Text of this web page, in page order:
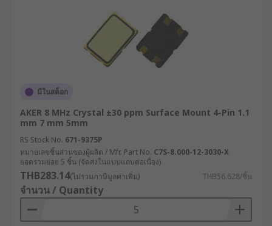
มีในสต็อก
AKER 8 MHz Crystal ±30 ppm Surface Mount 4-Pin 1.1
mm 7 mm 5mm
RS Stock No. 671-9375P
หมายเลขชิ้นส่วนของผู้ผลิต / Mfr. Part No. C7S-8.000-12-3030-X
ยอดรวมย่อย 5 ชิ้น (จัดส่งในแบบแถบต่อเนื่อง)
THB283.14(ไม่รวมภาษีมูลค่าเพิ่ม) THB56.628/ชิ้น
จำนวน / Quantity